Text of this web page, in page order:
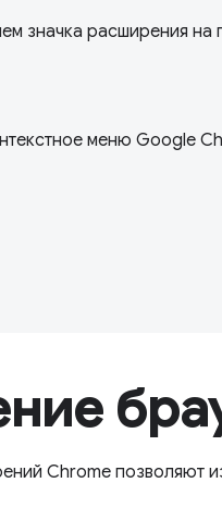
значка расширения на
меню Google
Chrome позволяют